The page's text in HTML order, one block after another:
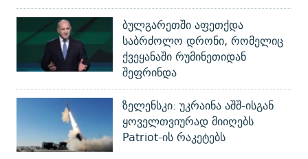
ბულგარეთში აფეთქდა
საბრძოლო დრონი, რომელიც
ქვეყანაში რუმინეთიდან
შეფრინდა
ზელენსკი: უკრაინა აშშ-ისგან
ყოველთვიურად მიიღებს
Patriot-ის რაკეტებს